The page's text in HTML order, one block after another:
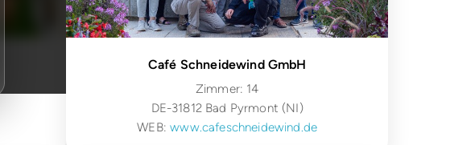
Café Schneidewind GmbH
Zimmer: 14
DE-31812 Bad Pyrmont (NI)
WEB:www.cafeschneidewind.de